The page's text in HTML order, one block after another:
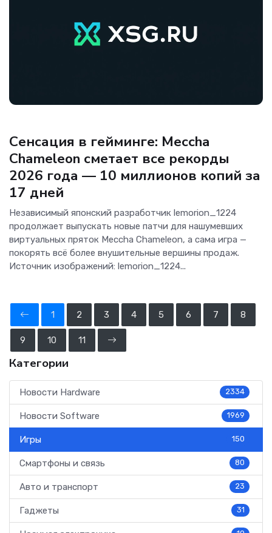
Сенсация в гейминге: Meccha
Chameleon сметает все рекорды
2026 года — 10 миллионов копий за
17 дней
Независимый японский разработчик lemorion_1224
продолжает выпускать новые патчи для нашумевших
виртуальных пряток Meccha Chameleon, а сама игра —
покорять всё более внушительные вершины продаж.
Источник изображений: lemorion_1224...
1 2 3 4 5 6 7 8
9 10 11
Категории
Новости Hardware 2334
Новости Software 1969
Игры 150
Смартфоны и связь 80
Авто и транспорт 23
Гаджеты 31